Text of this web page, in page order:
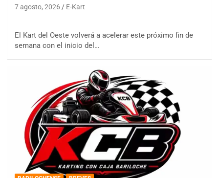
7 agosto, 2026 E-Kart
El Kart del Oeste volverá a acelerar este próximo fin de
semana con el inicio del…